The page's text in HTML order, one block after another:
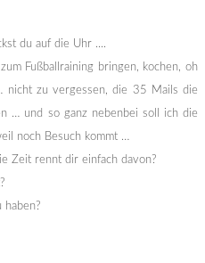
du auf die Uhr ....
Fußballraining bringen, kochen, oh
nicht zu vergessen, die 35 Mails die
… und so ganz nebenbei soll ich die
noch Besuch kommt …
Zeit rennt dir einfach davon?
haben?